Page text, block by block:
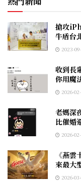
搶攻
牛盾台
2023-
收到長
你用魔
2026-
老媽深
比催婚
2026-
《燕
來最大
2026-